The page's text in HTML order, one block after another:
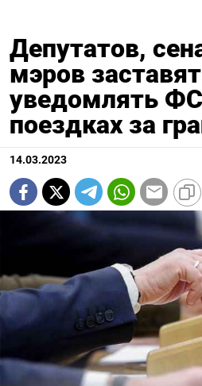
Депутатов,
мэров заставят
уведомлять
поездках за
14.03.2023